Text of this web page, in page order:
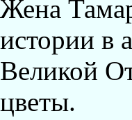
Жена
истории в
Великой
цветы.